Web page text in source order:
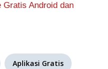
Gratis Android dan
Aplikasi Gratis